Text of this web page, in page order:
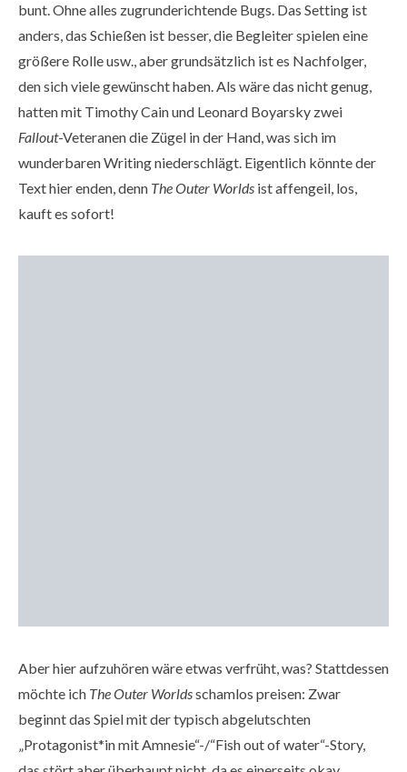
bunt. Ohne alles zugrunderichtende Bugs. Das Setting ist
anders, das Schießen ist besser, die Begleiter spielen eine
größere Rolle usw., aber grundsätzlich ist es Nachfolger,
den sich viele gewünscht haben. Als wäre das nicht genug,
hatten mit Timothy Cain und Leonard Boyarsky zwei
Fallout-Veteranen die Zügel in der Hand, was sich im
wunderbaren Writing niederschlägt. Eigentlich könnte der
Text hier enden, denn The Outer Worlds ist affengeil, los,
kauft es sofort!
Aber hier aufzuhören wäre etwas verfrüht, was? Stattdessen
möchte ich The Outer Worldsschamlos preisen: Zwar
beginnt das Spiel mit der typisch abgelutschten
„Protagonist*in mit Amnesie“-/“Fish out of water“-Story,